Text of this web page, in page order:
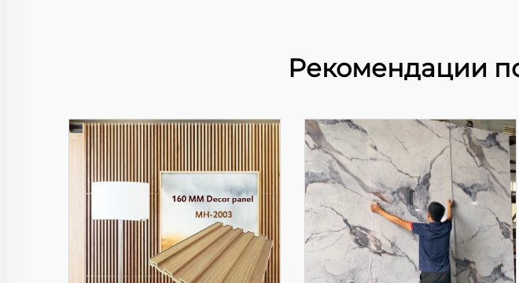
Рекомендации